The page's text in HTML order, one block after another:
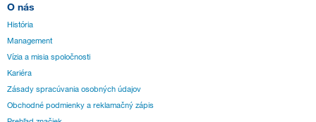
O nás
História
Management
Vízia a misia spoločnosti
Kariéra
Zásady spracúvania osobných údajov
Obchodné podmienky a reklamačný zápis